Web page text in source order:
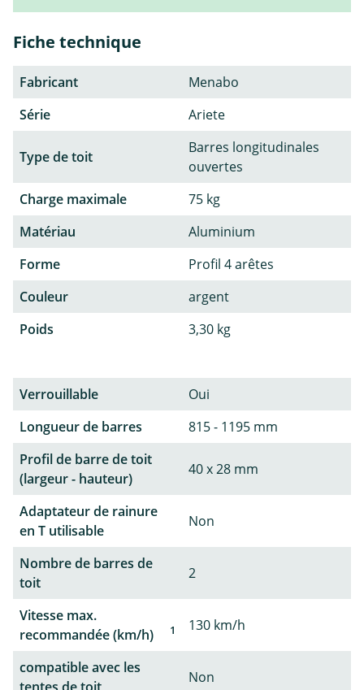
Fiche technique
Fabricant
Menabo
Série
Ariete
Type de toit
Barres longitudinales
ouvertes
Charge maximale
75 kg
Matériau
Aluminium
Forme
Profil 4 arêtes
Couleur
argent
Poids
3,30 kg
Verrouillable
Oui
Longueur de barres
815 - 1195 mm
Profil de barre de toit
(largeur - hauteur)
40 x 28 mm
Adaptateur de rainure
en T utilisable
Non
Nombre de barres de
toit
2
Vitesse max.
recommandée (km/h)
1 130 km/h
compatible avec les
Non